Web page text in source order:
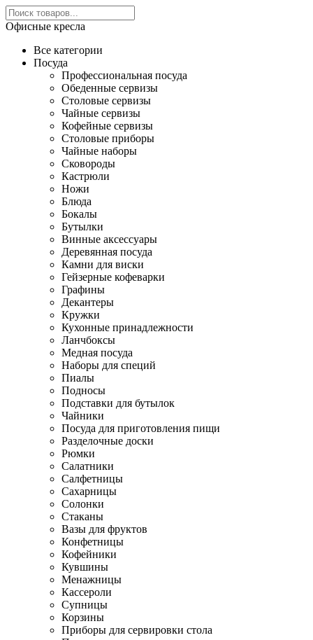
Офисные кресла
Все категории
Посуда
Профессиональная посуда
Обеденные сервизы
Столовые сервизы
Чайные сервизы
Кофейные сервизы
Столовые приборы
Чайные наборы
Сковороды
Кастрюли
Ножи
Блюда
Бокалы
Бутылки
Винные аксессуары
Деревянная посуда
Камни для виски
Гейзерные кофеварки
Графины
Декантеры
Кружки
Кухонные принадлежности
Ланчбоксы
Медная посуда
Наборы для специй
Пиалы
Подносы
Подставки для бутылок
Чайники
Посуда для приготовления пищи
Разделочные доски
Рюмки
Салатники
Салфетницы
Сахарницы
Солонки
Стаканы
Вазы для фруктов
Конфетницы
Кофейники
Кувшины
Менажницы
Кассероли
Супницы
Корзины
Приборы для сервировки стола